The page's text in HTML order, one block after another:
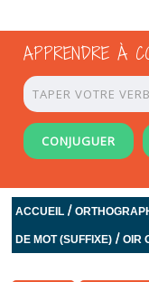
APPRENDRE À
CONJUGUER
ACCUEIL /
DE MOT (SUFFIXE) /OIR